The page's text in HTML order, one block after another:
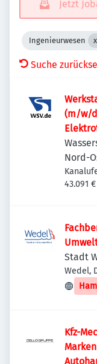
Jetzt
Ingenieurwesen
Suche
(m/w/
Nord-
43.091
Stadt
Wedel,
Kfz-